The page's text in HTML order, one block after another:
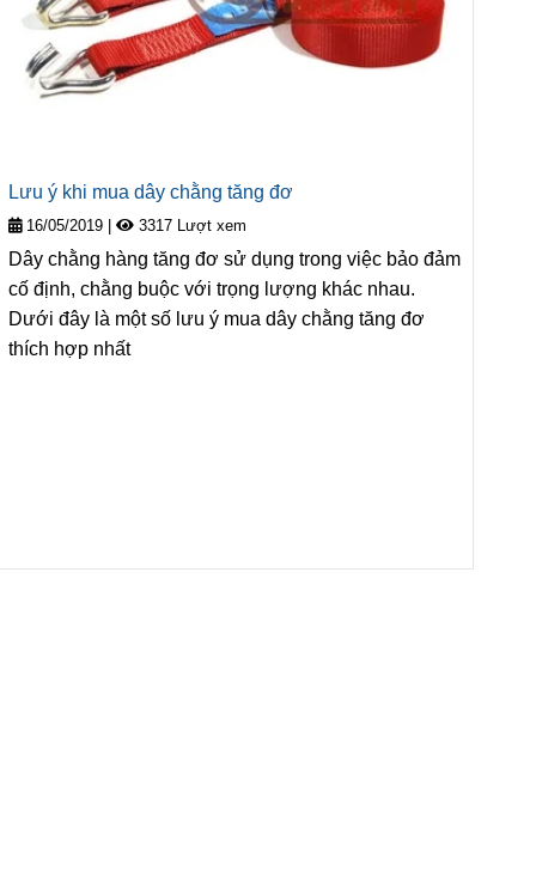
Lưu ý khi mua dây chằng tăng đơ
16/05/2019 3317 Lượt xem
Dây chằng hàng tăng đơ sử dụng trong việc bảo đảm
cố định, chằng buộc với trọng lượng khác nhau.
Dưới đây là một số lưu ý mua dây chằng tăng đơ
thích hợp nhất